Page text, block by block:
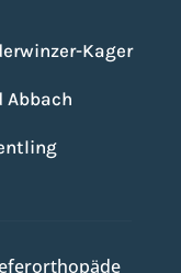
Kager
Abbach